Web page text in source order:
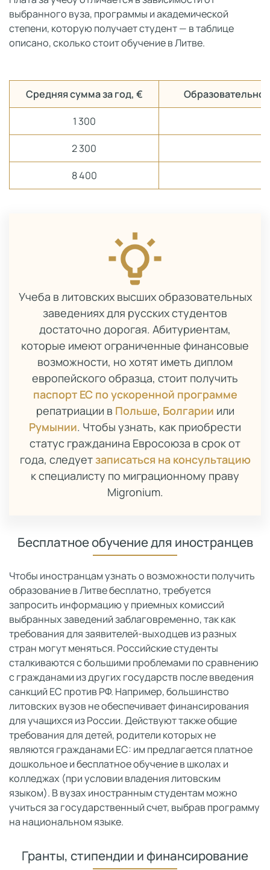
выбранного вуза, программы и академической
степени, которую получает студент — в таблице
описано, сколько стоит обучение в Литве.
Средняя сумма за год, €
1 300
2 300
8 400
Учеба в литовских высших образовательных
заведениях для русских студентов
достаточно дорогая. Абитуриентам,
которые имеют ограниченные финансовые
возможности, но хотят иметь диплом
европейского образца, стоит получить
паспорт ЕС по ускоренной программе
репатриации в Польше, Болгарии или
Румынии. Чтобы узнать, как приобрести
статус гражданина Евросоюза в срок от
года, следуетзаписаться на консультацию
к специалисту по миграционному праву
Migronium.
Бесплатное обучение для иностранцев
Чтобы иностранцам узнать о возможности получить
образование в Литве бесплатно, требуется
запросить информацию у приемных комиссий
выбранных заведений заблаговременно, так как
требования для заявителей-выходцев из разных
стран могут меняться. Российские студенты
сталкиваются с большими проблемами по сравнению
с гражданами из других государств после введения
санкций ЕС против РФ. Например, большинство
литовских вузов не обеспечивает финансирования
для учащихся из России. Действуют также общие
требования для детей, родители которых не
являются гражданами ЕС: им предлагается платное
дошкольное и бесплатное обучение в школах и
колледжах (при условии владения литовским
языком). В вузах иностранным студентам можно
учиться за государственный счет, выбрав программу
на национальном языке.
Гранты, стипендии и финансирование